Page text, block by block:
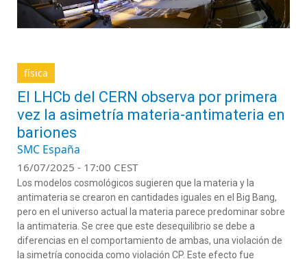
física
El LHCb del CERN observa por primera
vez la asimetría materia-antimateria en
bariones
SMC España
16/07/2025 - 17:00 CEST
Los modelos cosmológicos sugieren que la materia y la
antimateria se crearon en cantidades iguales en el Big Bang,
pero en el universo actual la materia parece predominar sobre
la antimateria. Se cree que este desequilibrio se debe a
diferencias en el comportamiento de ambas, una violación de
la simetría conocida como violación CP. Este efecto fue